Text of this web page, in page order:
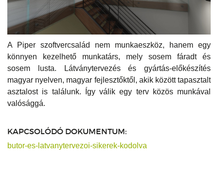
A Piper szoftvercsalád nem munkaeszköz, hanem egy
könnyen kezelhető munkatárs, mely sosem fáradt és
sosem lusta. Látványtervezés és gyártás-előkészítés
magyar nyelven, magyar fejlesztőktől, akik között tapasztalt
asztalost is találunk. Így válik egy terv közös munkával
valósággá.
KAPCSOLÓDÓ DOKUMENTUM:
butor-es-latvanytervezoi-sikerek-kodolva